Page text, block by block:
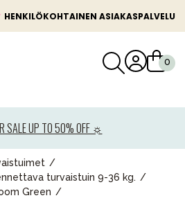
HENKILÖKOHTAINEN ASIAKASPALVELU
SALE UP TO 50% OFF ☼
turvaistuin 9-36 kg.
Green
turvaistuimet
paketti